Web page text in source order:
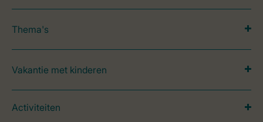
Thema's
Vakantie met kinderen
Activiteiten